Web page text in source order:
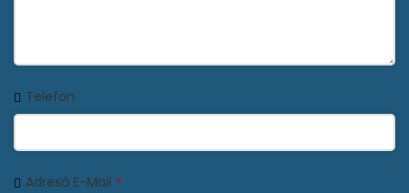
Telefon
Adresă E-Mail *